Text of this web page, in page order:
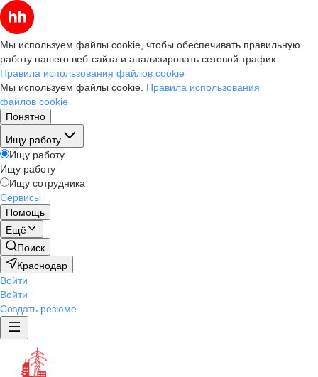
Мы используем файлы cookie, чтобы обеспечивать правильную
работу нашего веб-сайта и анализировать сетевой трафик.
Правила использования файлов cookie
Мы используем файлы cookie. Правила использования
файлов cookie
Понятно
Ищу работу
Ищу работу
Ищу работу
Ищу сотрудника
Сервисы
Помощь
Ещё
Поиск
Краснодар
Войти
Войти
Создать резюме